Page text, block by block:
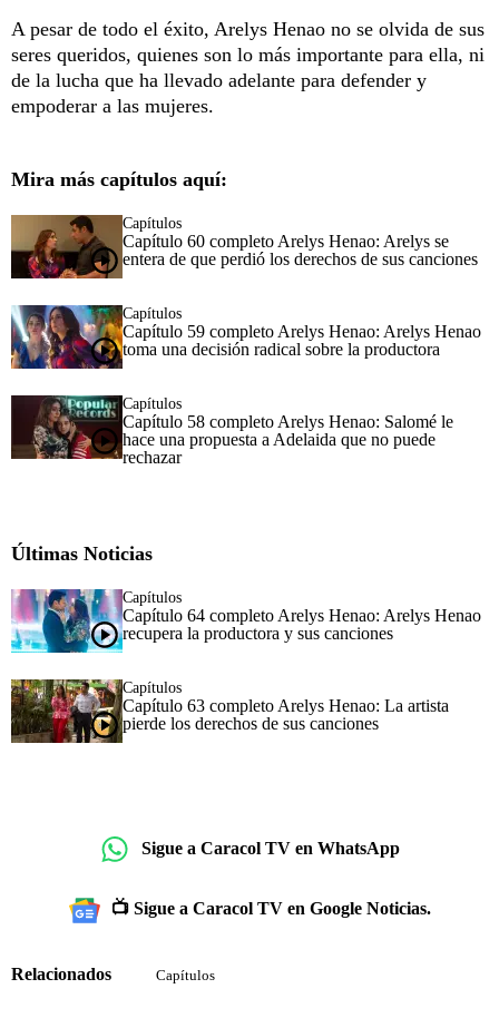
A pesar de todo el éxito, Arelys Henao no se olvida de sus
seres queridos, quienes son lo más importante para ella, ni
de la lucha que ha llevado adelante para defender y
empoderar a las mujeres.
Mira más capítulos aquí:
Capítulos
Capítulo 60 completo Arelys Henao: Arelys se
entera de que perdió los derechos de sus canciones
Capítulos
Capítulo 59 completo Arelys Henao: Arelys Henao
toma una decisión radical sobre la productora
Capítulos
Capítulo 58 completo Arelys Henao: Salomé le
hace una propuesta a Adelaida que no puede
rechazar
Últimas Noticias
Capítulos
Capítulo 64 completo Arelys Henao: Arelys Henao
recupera la productora y sus canciones
Capítulos
Capítulo 63 completo Arelys Henao: La artista
pierde los derechos de sus canciones
Sigue a Caracol TV en WhatsApp
📺 Sigue a Caracol TV en Google Noticias.
Relacionados Capítulos